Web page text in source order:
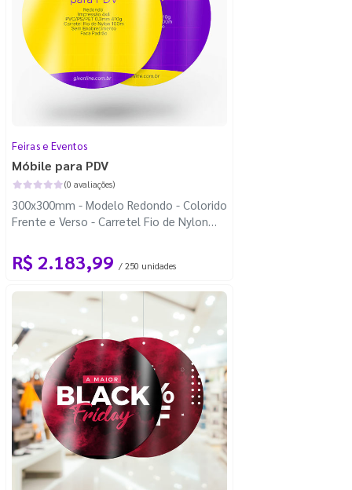
Feiras e Eventos
Móbile para PDV
(0 avaliações)
300x300mm - Modelo Redondo - Colorido
Frente e Verso - Carretel Fio de Nylon
R$ 2.183,99 / 250 unidades